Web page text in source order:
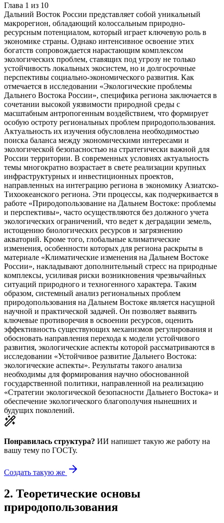
Глава 1 из 10
Дальний Восток России представляет собой уникальный
макрорегион, обладающий колоссальным природно-
ресурсным потенциалом, который играет ключевую роль в
экономике страны. Однако интенсивное освоение этих
богатств сопровождается нарастающим комплексом
экологических проблем, ставящих под угрозу не только
устойчивость локальных экосистем, но и долгосрочные
перспективы социально-экономического развития. Как
отмечается в исследовании «Экологические проблемы
Дальнего Востока России», специфика региона заключается в
сочетании высокой уязвимости природной среды с
масштабным антропогенным воздействием, что формирует
особую остроту региональных проблем природопользования.
Актуальность их изучения обусловлена необходимостью
поиска баланса между экономическими интересами и
экологической безопасностью на стратегически важной для
России территории. В современных условиях актуальность
темы многократно возрастает в свете реализации крупных
инфраструктурных и инвестиционных проектов,
направленных на интеграцию региона в экономику Азиатско-
Тихоокеанского региона. Эти процессы, как подчеркивается в
работе «Природопользование на Дальнем Востоке: проблемы
и перспективы», часто осуществляются без должного учета
экологических ограничений, что ведет к деградации земель,
истощению биологических ресурсов и загрязнению
акваторий. Кроме того, глобальные климатические
изменения, особенности которых для региона раскрыты в
материале «Климатические изменения на Дальнем Востоке
России», накладывают дополнительный стресс на природные
комплексы, усиливая риски возникновения чрезвычайных
ситуаций природного и техногенного характера. Таким
образом, системный анализ региональных проблем
природопользования на Дальнем Востоке является насущной
научной и практической задачей. Он позволяет выявить
ключевые противоречия в освоении ресурсов, оценить
эффективность существующих механизмов регулирования и
обосновать направления перехода к модели устойчивого
развития, экологические аспекты которой рассматриваются в
исследовании «Устойчивое развитие Дальнего Востока:
экологические аспекты». Результаты такого анализа
необходимы для формирования научно обоснованной
государственной политики, направленной на реализацию
«Стратегии экологической безопасности Дальнего Востока» и
обеспечение экологического благополучия нынешних и
будущих поколений.
Понравилась структура? ИИ напишет такую же работу на
вашу тему по ГОСТу.
Создать такую же
2. Теоретические основы
природопользования